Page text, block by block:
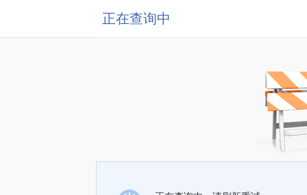
正在查询中